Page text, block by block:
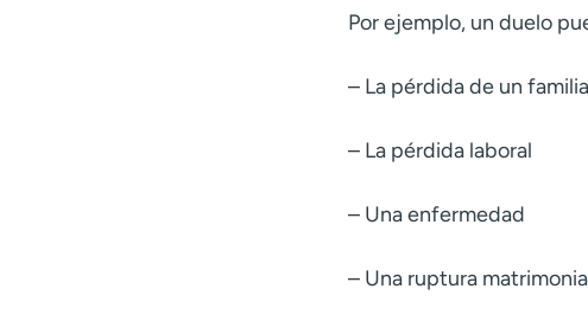
Por ejemplo, un duelo
– La pérdida de un
– La pérdida laboral
– Una enfermedad
– Una ruptura